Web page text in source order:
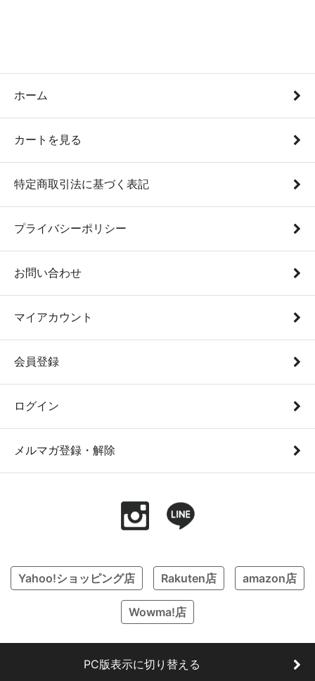
ホーム
カートを見る
特定商取引法に基づく表記
プライバシーポリシー
お問い合わせ
マイアカウント
会員登録
ログイン
メルマガ登録・解除
Yahoo!ショッピング店 Rakuten店 amazon店
Wowma!店
PC版表示に切り替える